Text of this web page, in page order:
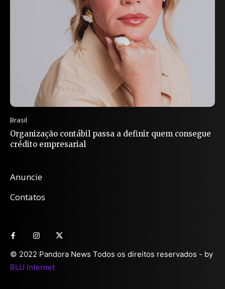
Brasil
Organização contábil passa a definir quem consegue
crédito empresarial
Anuncie
Contatos
© 2022 Pandora News Todos os direitos reservados - by
BLU Internet